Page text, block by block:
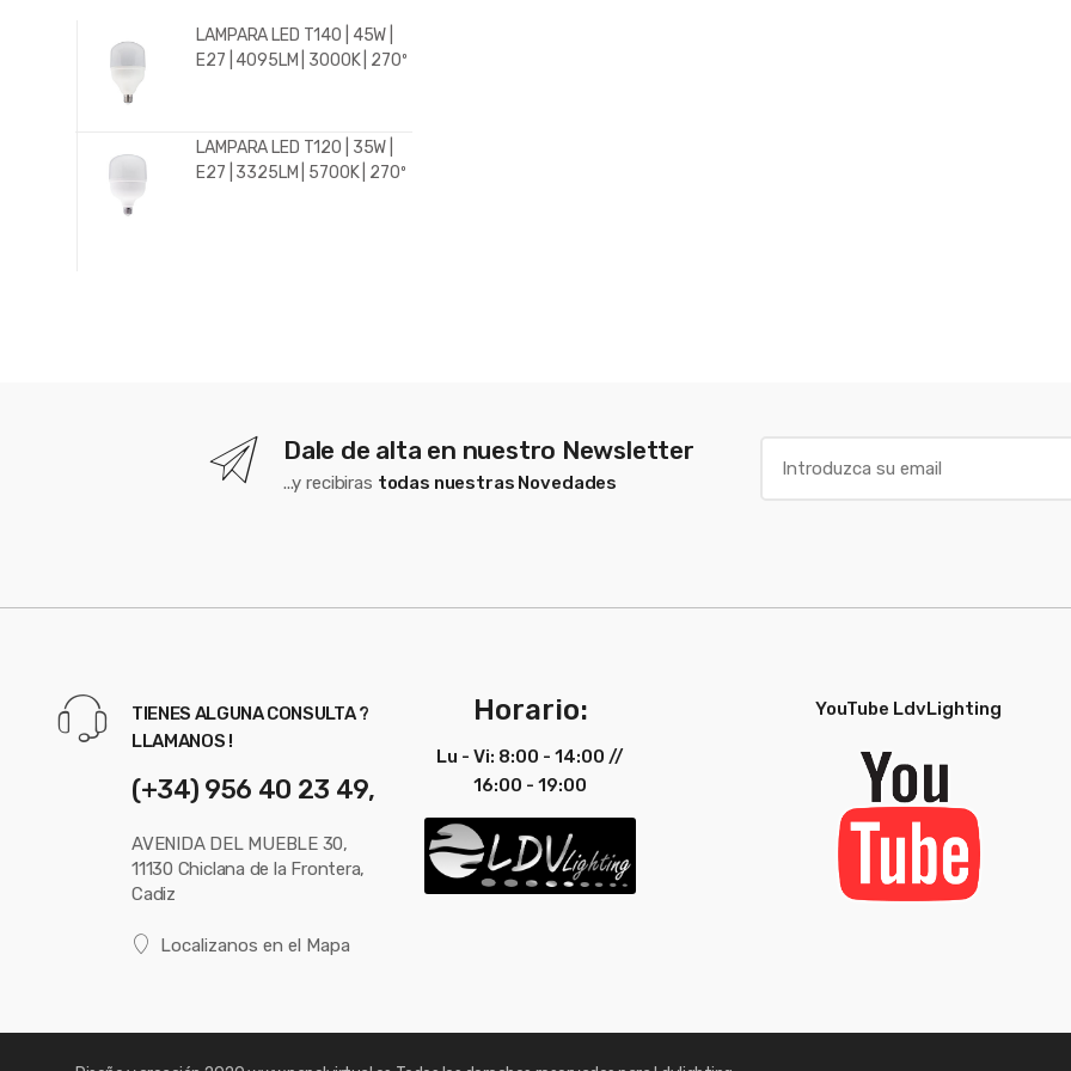
LAMPARA LED T140 | 45W |
E27 | 4095LM | 3000K | 270º
LAMPARA LED T120 | 35W |
E27 | 3325LM | 5700K | 270º
Dale de alta en nuestro Newsletter
...y recibiras todas nuestras Novedades
TIENES ALGUNA CONSULTA ?
LLAMANOS !
(+34) 956 40 23 49,
AVENIDA DEL MUEBLE 30,
11130 Chiclana de la Frontera,
Cadiz
Localizanos en el Mapa
Horario:
Lu - Vi: 8:00 - 14:00 //
16:00 - 19:00
YouTube LdvLighting